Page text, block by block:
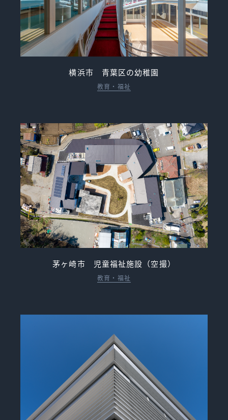
横浜市 青葉区の幼稚園
教育・福祉
茅ヶ崎市 児童福祉施設（空撮）
教育・福祉